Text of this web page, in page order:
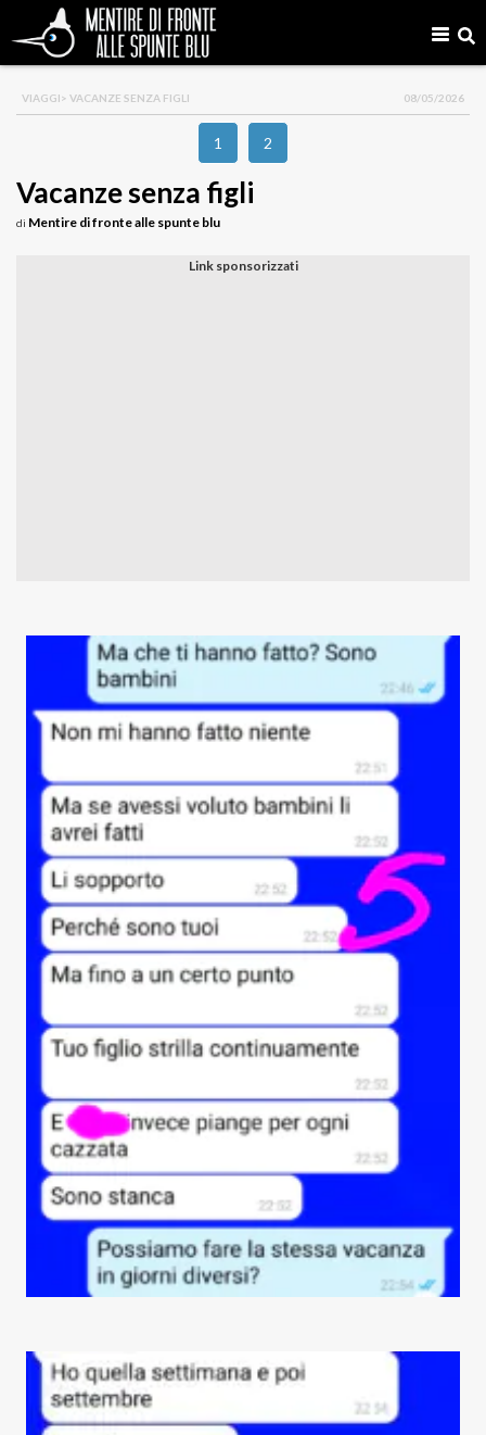
VIAGGI> VACANZE SENZA FIGLI 08/05/2026
1 2
Vacanze senza figli
di Mentire di fronte alle spunte blu